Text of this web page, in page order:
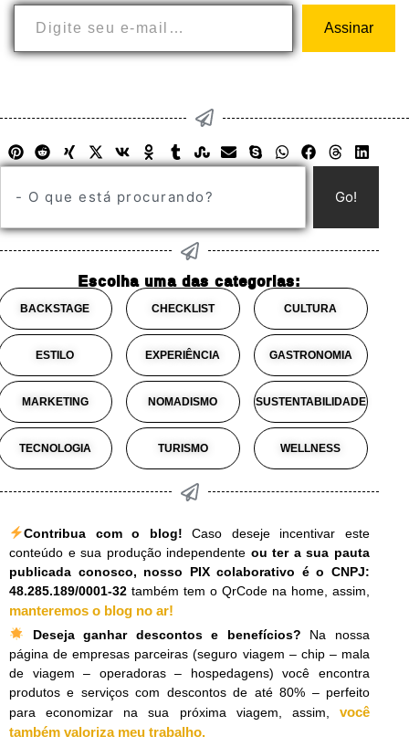
Assinar
Go!
Escolha uma das categorias:
BACKSTAGE CHECKLIST CULTURA
ESTILO EXPERIÊNCIA GASTRONOMIA
MARKETING NOMADISMO SUSTENTABILIDADE
TECNOLOGIA TURISMO WELLNESS
Contribua com o blog! Caso deseje incentivar este
conteúdo e sua produção independente ou ter a sua pauta
publicada conosco, nosso PIX colaborativo é o CNPJ:
48.285.189/0001-32 também tem o QrCode na home, assim,
manteremos o blog no ar!
Deseja ganhar descontos e benefícios? Na nossa
página de empresas parceiras (seguro viagem – chip – mala
de viagem – operadoras – hospedagens) você encontra
produtos e serviços com descontos de até 80% – perfeito
para economizar na sua próxima viagem, assim, você
também valoriza meu trabalho.